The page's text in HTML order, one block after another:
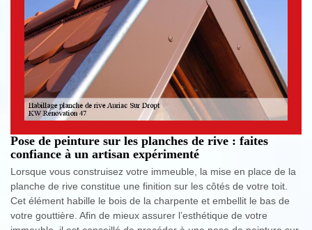
Pose de peinture sur les planches de rive : faites
confiance à un artisan expérimenté
Lorsque vous construisez votre immeuble, la mise en place de la
planche de rive constitue une finition sur les côtés de votre toit.
Cet élément habille le bois de la charpente et embellit le bas de
votre gouttière. Afin de mieux assurer l’esthétique de votre